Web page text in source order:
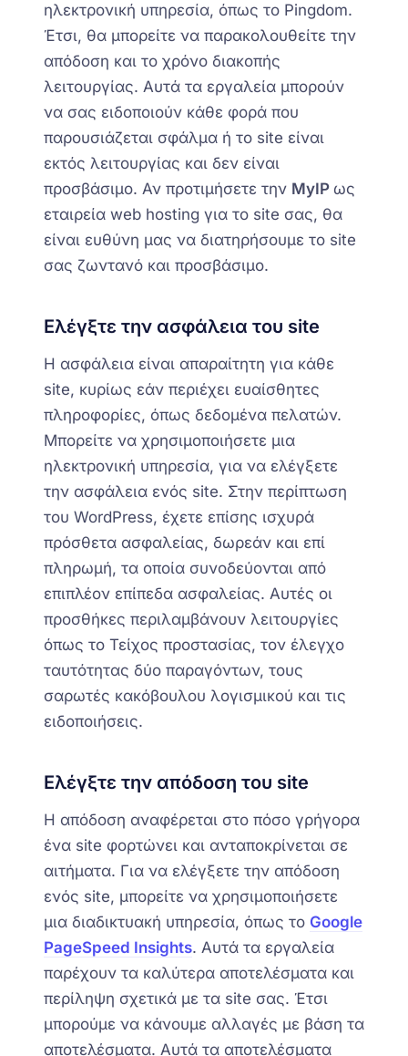
ηλεκτρονική υπηρεσία, όπως το Pingdom.
Έτσι, θα μπορείτε να παρακολουθείτε την
απόδοση και το χρόνο διακοπής
λειτουργίας. Αυτά τα εργαλεία μπορούν
να σας ειδοποιούν κάθε φορά που
παρουσιάζεται σφάλμα ή το site είναι
εκτός λειτουργίας και δεν είναι
προσβάσιμο. Αν προτιμήσετε την MyIP ως
εταιρεία web hosting για το site σας, θα
είναι ευθύνη μας να διατηρήσουμε το site
σας ζωντανό και προσβάσιμο.
Ελέγξτε την ασφάλεια του site
Η ασφάλεια είναι απαραίτητη για κάθε
site, κυρίως εάν περιέχει ευαίσθητες
πληροφορίες, όπως δεδομένα πελατών.
Μπορείτε να χρησιμοποιήσετε μια
ηλεκτρονική υπηρεσία, για να ελέγξετε
την ασφάλεια ενός site. Στην περίπτωση
του WordPress, έχετε επίσης ισχυρά
πρόσθετα ασφαλείας, δωρεάν και επί
πληρωμή, τα οποία συνοδεύονται από
επιπλέον επίπεδα ασφαλείας. Αυτές οι
προσθήκες περιλαμβάνουν λειτουργίες
όπως το Τείχος προστασίας, τον έλεγχο
ταυτότητας δύο παραγόντων, τους
σαρωτές κακόβουλου λογισμικού και τις
ειδοποιήσεις.
Ελέγξτε την απόδοση του site
Η απόδοση αναφέρεται στο πόσο γρήγορα
ένα site φορτώνει και ανταποκρίνεται σε
αιτήματα. Για να ελέγξετε την απόδοση
ενός site, μπορείτε να χρησιμοποιήσετε
μια διαδικτυακή υπηρεσία, όπως το Google
PageSpeed Insights. Αυτά τα εργαλεία
παρέχουν τα καλύτερα αποτελέσματα και
περίληψη σχετικά με τα site σας. Έτσι
μπορούμε να κάνουμε αλλαγές με βάση τα
αποτελέσματα. Αυτά τα αποτελέσματα